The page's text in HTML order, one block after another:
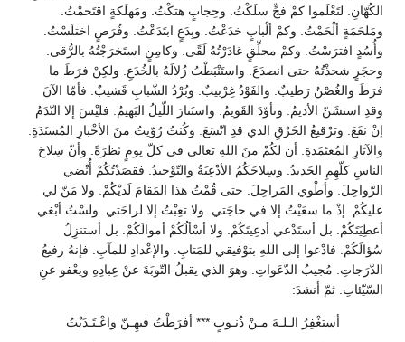
الكُهّانِ. لتَعْلَموا كمْ فجٍّ سلَكْتُ. وحِجابٍ هتكْتُ. ومَهلَكةٍ اقتَحمْتُ.
ومَلحَمَةٍ ألْحَمْتُ. وكمْ ألْبابٍ خدَعْتُ. وبِدَعٍ ابتَدَعْتُ. وفُرَصٍ اختلَسْتُ.
وأُسُدٍ افترَسْتُ. وكمْ محلِّقٍ غادَرْتُهُ لَقًى. وكامِنٍ استَخرَجْتُهُ بالرُّقى.
وحجَرٍ شحذْتُهُ حتى انصدَعَ. واستَنْبَطْتُ زُلالَهُ بالخُدَعِ. ولكِنْ فرَطَ ما
فرَطَ والغُصْنُ رَطيبٌ. والفَوْدُ غِرْبيبٌ. وبُرْدُ الشّبابِ قَشيبٌ. فأمّا الآنَ
وقدِ استشَنّ الأديمُ. وتأوّدَ القَويمُ. واستَنارَ اللّيلُ البَهيمُ. فليْسَ إلا النّدَمُ
إنْ نفَعَ. وترْقيعُ الخَرْقِ الذي قدِ اتّسَعَ. وكُنتُ رُوّيتُ منَ الأخْبارِ المُسنَدَةِ.
والآثارِ المُعتَمَدةِ. أن لكُمْ منَ اللهِ تعالى في كلّ يومٍ نَظرَةً. وأنّ سِلاحَ
الناسِ كلّهِمِ الحَديدُ. وسِلاحَكُمُ الأدْعِيَةُ والتّوْحيدُ. فقصَدْتُكُمْ أُنْضي
الرّواحِلَ. وأطْوي المَراحِلَ. حتى قُمْتُ هذا المَقامَ لَديْكُمْ. ولا مَنّ لي
عليكُمْ. إذْ ما سعَيْتُ إلا في حاجَتي. ولا تعِبْتُ إلا لراحَتي. ولسْتُ أبْغي
أعطِيَتَكُمْ. بل أستَدْعي أدعِيتَكُمْ. ولا أسْألُكُمْ أموالَكُمْ. بل أستنزِلُ
سُؤالَكُمْ. فادْعوا إلى اللهِ بتوْفيقي للمَتابِ. والإعْدادِ للمآبِ. فإنهُ رفيعُ
الدّرَجاتِ. مُجيبُ الدّعَواتِ. وهوَ الذي يقبلُ التّوبَةَ عنْ عِبادِهِ ويعْفو عنِ
السّيّئاتِ. ثمّ أنشدَ:
أستغْفِرُ الـلـهَ مـنْ ذُنـوبٍ *** أفرَطْتُ فيهِـنّ واعْـتَـدَيْتُ